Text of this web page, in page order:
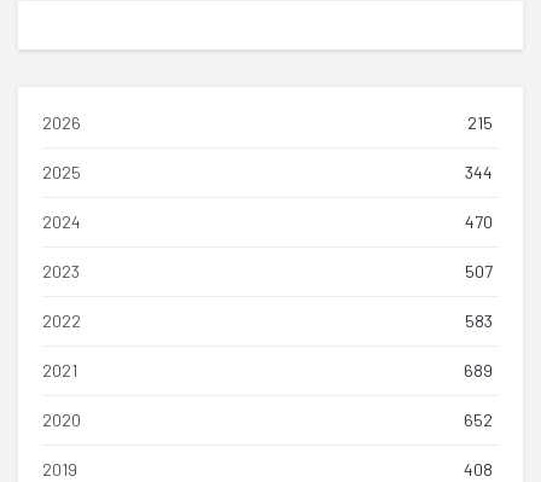
2026 215
2025 344
2024 470
2023 507
2022 583
2021 689
2020 652
2019 408